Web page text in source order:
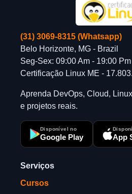
(31) 3069-8315 (Whatsapp)
Belo Horizonte, MG - Brazil
Seg-Sex: 09:00 Am - 19:00 Pm
Certificação Linux ME -
Aprenda DevOps, Cloud,
e projetos reais.
Disponível no
Google Play App
Serviços
Cursos